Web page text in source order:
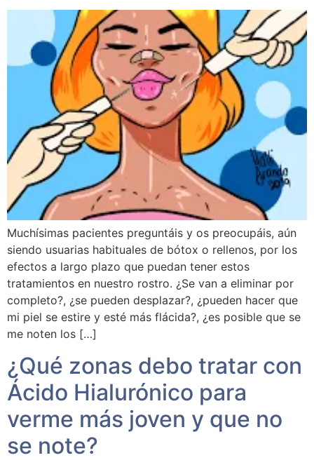
Muchísimas pacientes preguntáis y os preocupáis, aún
siendo usuarias habituales de bótox o rellenos, por los
efectos a largo plazo que puedan tener estos
tratamientos en nuestro rostro. ¿Se van a eliminar por
completo?, ¿se pueden desplazar?, ¿pueden hacer que
mi piel se estire y esté más flácida?, ¿es posible que se
me noten los […]
¿Qué zonas debo tratar con
Ácido Hialurónico para
verme más joven y que no
se note?